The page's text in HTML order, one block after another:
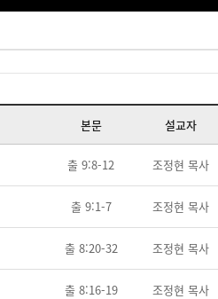
본문 설교자
출 9:8-12 조정현 목사
출 9:1-7 조정현 목사
출 8:20-32 조정현 목사
출 8:16-19 조정현 목사